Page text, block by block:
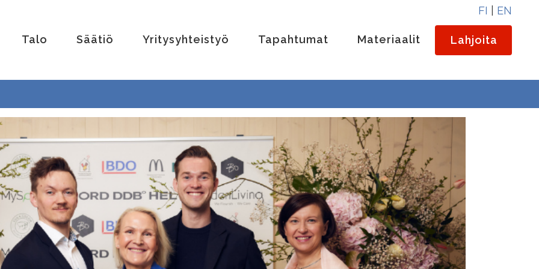
FI EN
Talo Säätiö Yritysyhteistyö Tapahtumat Materiaalit Lahjoita